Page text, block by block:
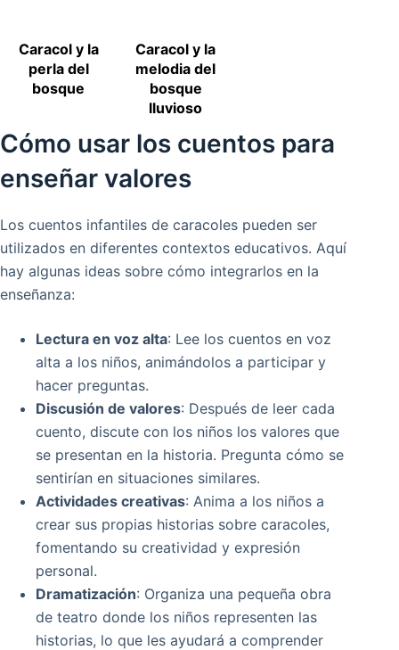
Caracol y la
perla del
bosque
Caracol y la
melodia del
bosque
lluvioso
Cómo usar los cuentos para
enseñar valores
Los cuentos infantiles de caracoles pueden ser
utilizados en diferentes contextos educativos. Aquí
hay algunas ideas sobre cómo integrarlos en la
enseñanza:
Lectura en voz alta: Lee los cuentos en voz
alta a los niños, animándolos a participar y
hacer preguntas.
Discusión de valores: Después de leer cada
cuento, discute con los niños los valores que
se presentan en la historia. Pregunta cómo se
sentirían en situaciones similares.
Actividades creativas: Anima a los niños a
crear sus propias historias sobre caracoles,
fomentando su creatividad y expresión
personal.
Dramatización: Organiza una pequeña obra
de teatro donde los niños representen las
historias, lo que les ayudará a comprender